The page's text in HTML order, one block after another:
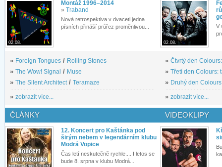
02.08.
Montáž 1996–2014
» Traband
Nová retrospektiva v dvaceti jedna
písních přináší průřez proměnlivou...
» Foreign Tongues / Rolling Stones
» The Wow! Signal / Muse
» The Silent Architect/ Teramaze
» zobrazit více...
02.08.
V
» Čtvrtý den
» Třetí den Colours:
» Druhý den
» zobrazit více...
ČLÁNKY
12. Koncert pro Kaštánka pod
širým nebem v legendárním klubu
Modrá Vopice
Čas letí neskutečně rychle.... I letos se
bude 8. srpna v klubu Modrá...
VIDEOKLIPY